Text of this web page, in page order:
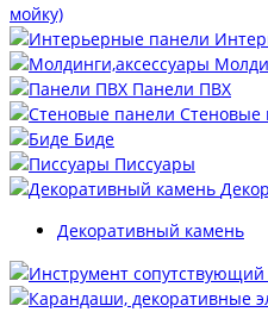
мойку)
Панели ПВХ
Стеновые
Биде
Писсуары
Декоративный камень